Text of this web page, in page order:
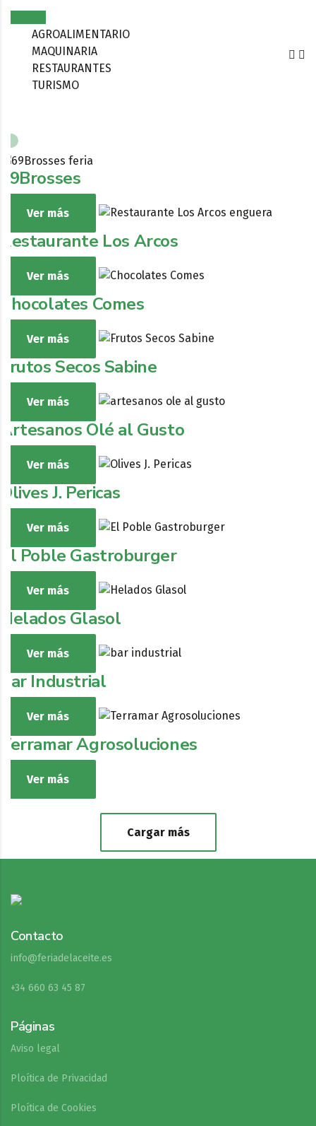
AGROALIMENTARIO
MAQUINARIA
RESTAURANTES
TURISMO
69Brosses
Ver más
Restaurante Los Arcos
Ver más
Chocolates Comes
Ver más
Frutos Secos Sabine
Ver más
Artesanos Olé al Gusto
Ver más
Olives J. Pericas
Ver más
El Poble Gastroburger
Ver más
Helados Glasol
Ver más
Bar Industrial
Ver más
Terramar Agrosoluciones
Ver más
Cargar más
Contacto
info@feriadelaceite.es
+34 660 63 45 87
Páginas
Aviso legal
Ploítica de Privacidad
Ploítica de Cookies